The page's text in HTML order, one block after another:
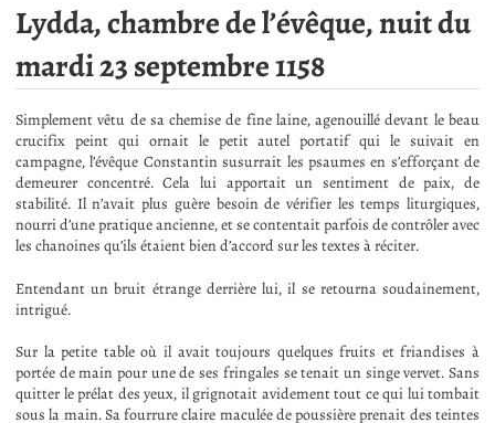
Lydda, chambre de l’évêque, nuit du
mardi 23 septembre 1158
Simplement vêtu de sa chemise de fine laine, agenouillé devant le beau
crucifix peint qui ornait le petit autel portatif qui le suivait en
campagne, l’évêque Constantin susurrait les psaumes en s’efforçant de
demeurer concentré. Cela lui apportait un sentiment de paix, de
stabilité. Il n’avait plus guère besoin de vérifier les temps liturgiques,
nourri d’une pratique ancienne, et se contentait parfois de contrôler avec
les chanoines qu’ils étaient bien d’accord sur les textes à réciter.
Entendant un bruit étrange derrière lui, il se retourna soudainement,
intrigué.
Sur la petite table où il avait toujours quelques fruits et friandises à
portée de main pour une de ses fringales se tenait un singe vervet. Sans
quitter le prélat des yeux, il grignotait avidement tout ce qui lui tombait
sous la main. Sa fourrure claire maculée de poussière prenait des teintes